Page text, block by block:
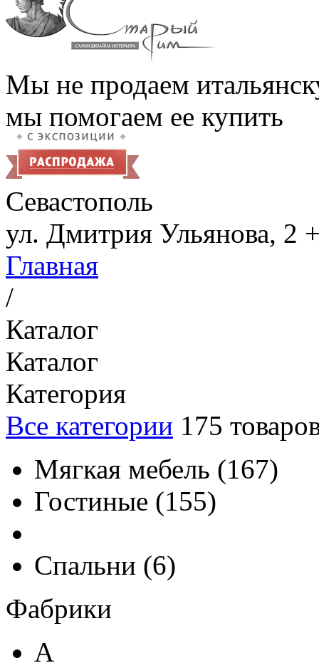
Мы не продаем
мы помогаем ее купить
Севастополь
ул. Дмитрия Ульянова, 2
Главная
/
Каталог
Каталог
Категория
Все категории 175
Мягкая мебель (167)
Гостиные (155)
Спальни (6)
Фабрики
A